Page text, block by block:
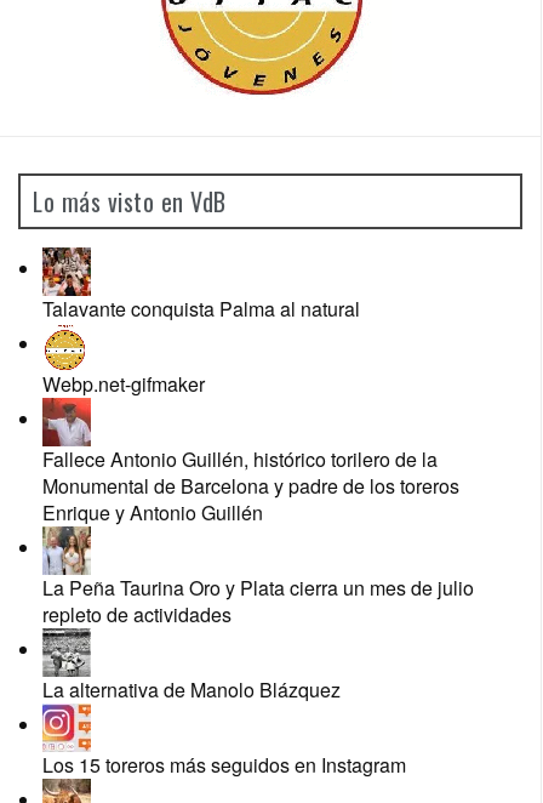
Lo más visto en VdB
Talavante conquista Palma al natural
Webp.net-gifmaker
Fallece Antonio Guillén, histórico torilero de la
Monumental de Barcelona y padre de los toreros
Enrique y Antonio Guillén
La Peña Taurina Oro y Plata cierra un mes de julio
repleto de actividades
La alternativa de Manolo Blázquez
Los 15 toreros más seguidos en Instagram